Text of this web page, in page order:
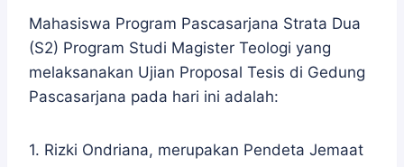
Mahasiswa Program Pascasarjana Strata Dua
(S2) Program Studi Magister Teologi yang
melaksanakan Ujian Proposal Tesis di Gedung
Pascasarjana pada hari ini adalah:
1. Rizki Ondriana, merupakan Pendeta Jemaat